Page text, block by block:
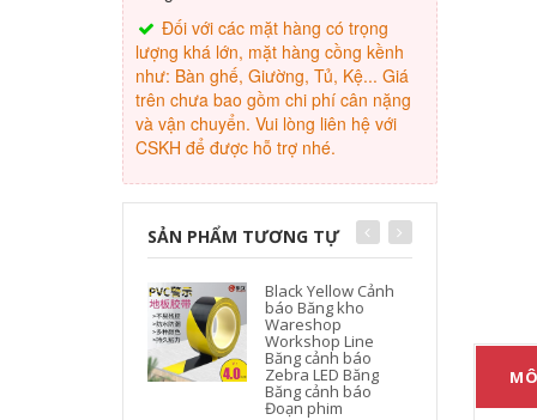
Đối với các mặt hàng có trọng
lượng khá lớn, mặt hàng cồng kềnh
như: Bàn ghế, Giường, Tủ, Kệ... Giá
trên chưa bao gồm chi phí cân nặng
và vận chuyển. Vui lòng liên hệ với
CSKH để được hỗ trợ nhé.
SẢN PHẨM TƯƠNG TỰ
Black Yellow Cảnh
báo Băng kho
Wareshop
Workshop Line
Băng cảnh báo
Zebra LED Băng
Băng cảnh báo
Đoạn phim